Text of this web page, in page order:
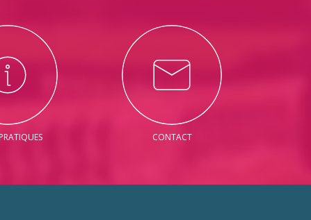
CONTACT